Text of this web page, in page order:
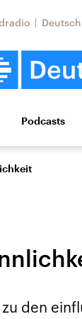
Wissen
Podcasts
den